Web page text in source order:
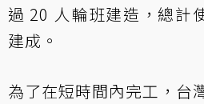
過 20 人輪班建造，總計
建成。
為了在短時間內完工，台